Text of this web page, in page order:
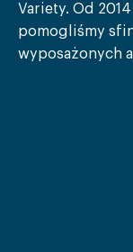
Nasz
Variety. Od
pomogliśmy
wyposażonych